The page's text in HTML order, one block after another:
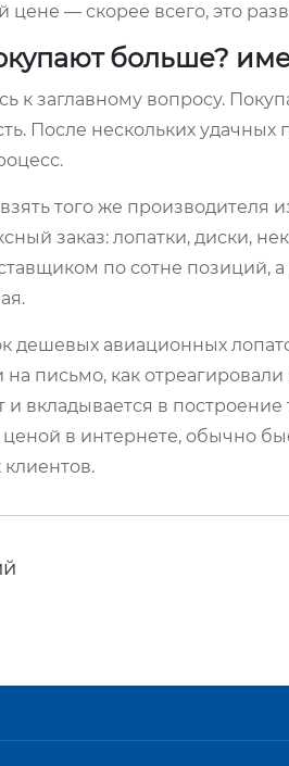
цене — скорее всего, это
больше?
к заглавному вопросу.
После нескольких
того же производителя
заказ: лопатки, диски,
по сотне позиций,
дешевых авиационных
на письмо, как
и вкладывается в
в интернете, обычно